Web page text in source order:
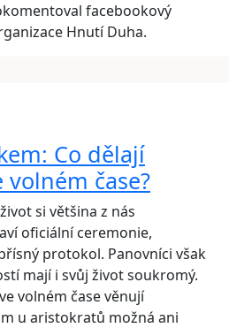
facebookový
Hnutí Duha.
Co dělají
čase?
si většina z nás
oficiální ceremonie,
protokol. Panovníci však
mají i svůj život soukromý.
volném čase věnují
u aristokratů možná ani